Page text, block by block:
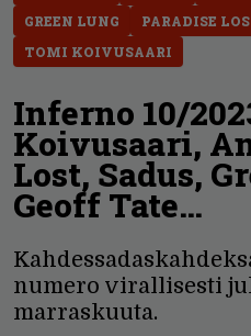
GREEN LUNG
PARADISE
TOMI KOIVUSAARI
Inferno 10/
Koivusaari,
Lost, Sadus,
Geoff Tate…
numero virallisesti
marraskuuta.